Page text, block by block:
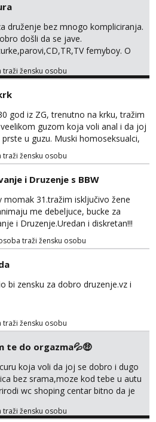
druženje bez mnogo kompliciranja.
došli da se jave.
femyboy. O
ako smo za druženje možemo
traži žensku osobu
god iz ZG, trenutno na krku, tražim
guzom koja voli anal i da joj
u guzu. Muski homoseksualci,
odjebite, ne zanimate me. Bilo
opcenito (gotovina) ili
(aircash, paysafecard, bonovi) ne
obzir. Javit se prvo porukom na
0958048882.
traži žensku osobu
i Druzenje s BBW
momak 31.tražim isključivo žene
me debeljuce, bucke za
i Druzenje.Uredan i diskretan!!!
traži žensku osobu
bi zensku za dobro druzenje.vz i
traži žensku osobu
te do orgazma💦🤑
koja voli da joj se dobro i dugo
bez srama,moze kod tebe u autu
wc shoping centar bitno da je
solo. Zgodan sam i diskretan,sliku
traži žensku osobu